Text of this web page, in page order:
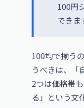
100円
できま
100均で揃う
うべきは、「
2つは価格帯
る」という文